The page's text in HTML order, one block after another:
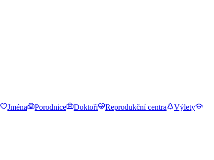
Jména Porodnice Doktoři Reprodukční centra
Výlety